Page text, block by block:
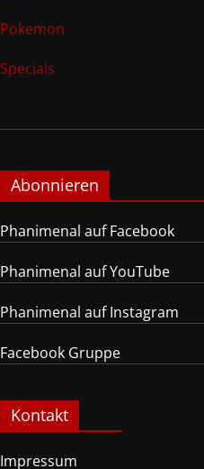
Pokemon
Specials
Abonnieren
Phanimenal auf Facebook
Phanimenal auf YouTube
Phanimenal auf Instagram
Facebook Gruppe
Kontakt
Impressum